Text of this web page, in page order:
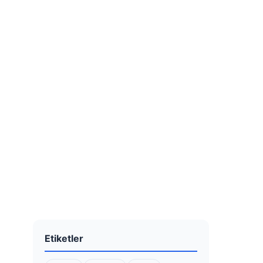
Etiketler